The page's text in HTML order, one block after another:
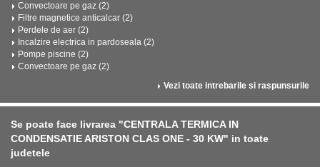
Convectoare pe gaz (2)
Filtre magnetice anticalcar (2)
Perdele de aer (2)
Incalzire electrica in pardoseala (2)
Pompe piscine (2)
Convectoare pe gaz (2)
Vezi toate intrebarile si raspunsurile
Se poate face livrarea "CENTRALA TERMICA IN
CONDENSATIE ARISTON CLAS ONE - 30 KW" in toate
judetele